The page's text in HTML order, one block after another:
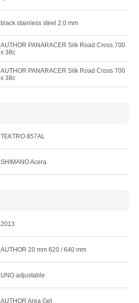
black stainless steel 2.0 mm
AUTHOR PANARACER Silk Road Cross 700
x 38c
AUTHOR PANARACER Silk Road Cross 700
x 38c
TEKTRO 857AL
SHIMANO Acera
2013
AUTHOR 20 mm 620 / 640 mm
UNO adjustable
AUTHOR Area Gel